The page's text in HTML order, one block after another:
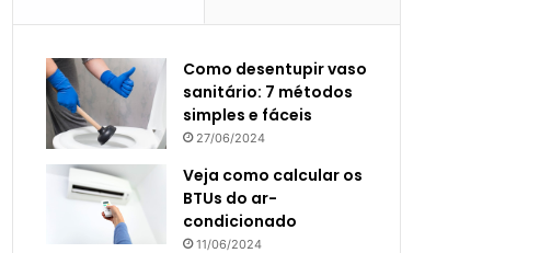
Como desentupir vaso
sanitário: 7 métodos
simples e fáceis
27/06/2024
Veja como calcular os
BTUs do ar-
condicionado
11/06/2024